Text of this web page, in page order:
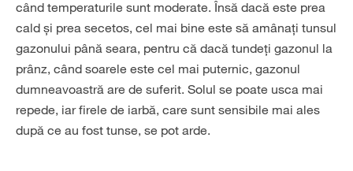
când temperaturile sunt moderate. Însă dacă este prea
cald și prea secetos, cel mai bine este să amânați tunsul
gazonului până seara, pentru că dacă tundeți gazonul la
prânz, când soarele este cel mai puternic, gazonul
dumneavoastră are de suferit. Solul se poate usca mai
repede, iar firele de iarbă, care sunt sensibile mai ales
după ce au fost tunse, se pot arde.